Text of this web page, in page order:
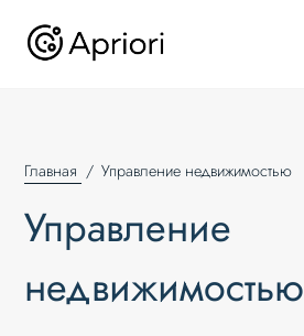
Главная Управление недвижимостью
Управление
недвижимостью